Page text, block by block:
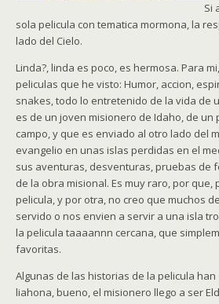
Si
sola pelicula con tematica mormona, la
lado del Cielo.
Linda?, linda es poco, es hermosa. Para
peliculas que he visto: Humor, accion,
snakes, todo lo entretenido de la vida de
es de un joven misionero de Idaho, de un
campo, y que es enviado al otro lado del
evangelio en unas islas perdidas en el
sus aventuras, desventuras, pruebas de
de la obra misional. Es muy raro, por que,
pelicula, y por otra, no creo que muchos
servido o nos envien a servir a una isla
la pelicula taaaannn cercana, que
favoritas.
Algunas de las historias de la pelicula
liahona, bueno, el misionero llego a ser